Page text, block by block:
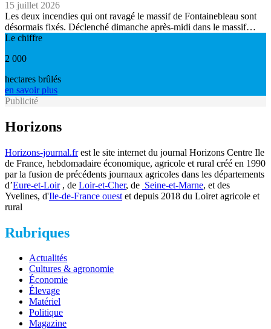
15 juillet 2026
Les deux incendies qui ont ravagé le massif de Fontainebleau sont
désormais fixés. Déclenché dimanche après-midi dans le massif…
Le chiffre
2 000
hectares brûlés
en savoir plus
Publicité
Horizons
Horizons-journal.frest le site internet du journal Horizons Centre Ile
de France, hebdomadaire économique, agricole et rural créé en 1990
par la fusion de précédents journaux agricoles dans les départements
d’Eure-et-Loir, de Loir-et-Cher, de Seine-et-Marne, et des
Yvelines, d'Ile-de-France ouest et depuis 2018 du Loiret agricole et
rural
Rubriques
Actualités
Cultures & agronomie
Économie
Élevage
Matériel
Politique
Magazine